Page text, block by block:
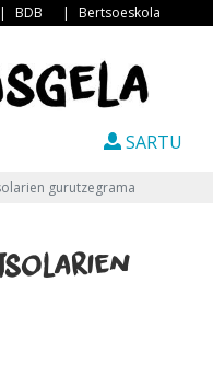
| BDB | Bertsoeskola
SARTU
gurutzegrama